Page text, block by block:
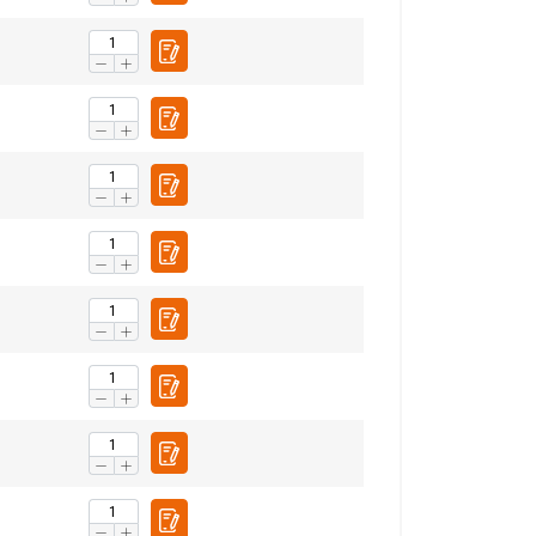
ENGLISH TRANSLATION
te analyseren. We
die deze
verzameld door
Niet-
geclassificeerd